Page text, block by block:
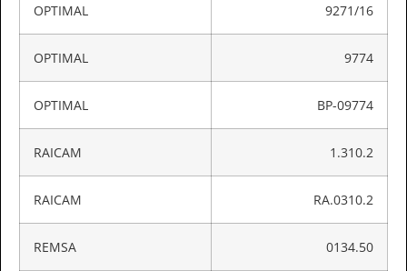
OPTIMAL 9271/16
OPTIMAL 9774
OPTIMAL BP-09774
RAICAM 1.310.2
RAICAM RA.0310.2
REMSA 0134.50